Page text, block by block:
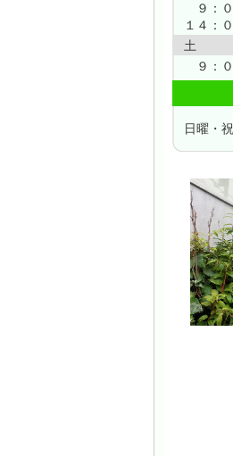
９：０
１４：
土
９：０
日曜・